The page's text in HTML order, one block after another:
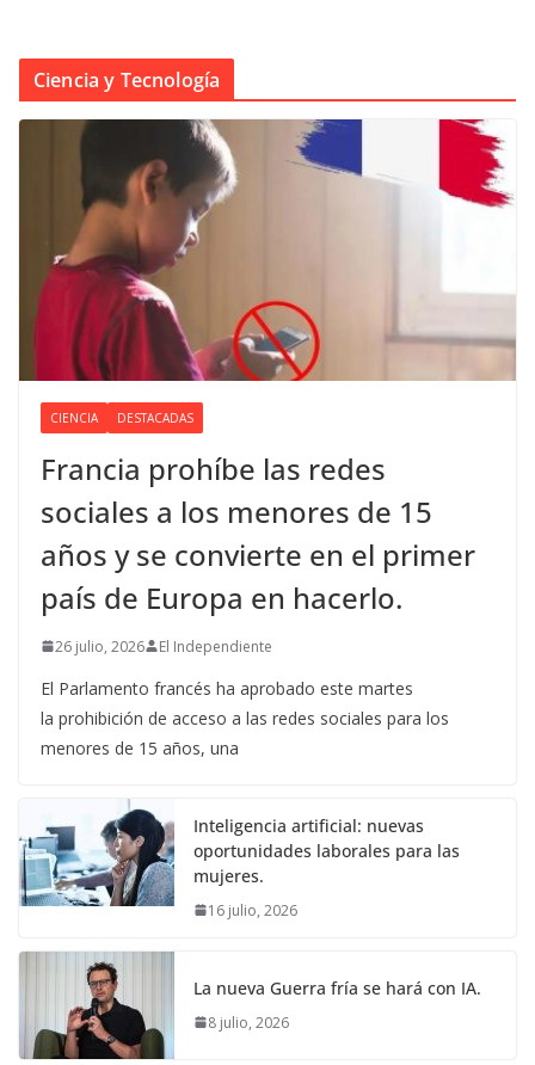
Ciencia y Tecnología
CIENCIA DESTACADAS
Francia prohíbe las redes
sociales a los menores de 15
años y se convierte en el primer
país de Europa en hacerlo.
26 julio, 2026 El Independiente
El Parlamento francés ha aprobado este martes
la prohibición de acceso a las redes sociales para los
menores de 15 años, una
Inteligencia artificial: nuevas
oportunidades laborales para las
mujeres.
16 julio, 2026
La nueva Guerra fría se hará con IA.
8 julio, 2026